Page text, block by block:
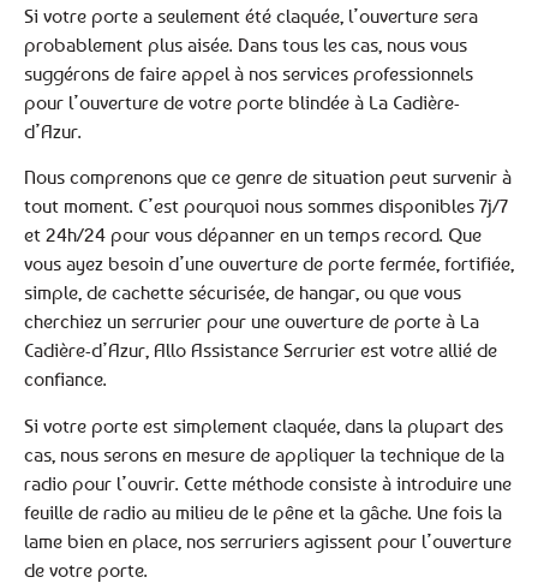
Si votre porte a seulement été claquée, l’ouverture sera
probablement plus aisée. Dans tous les cas, nous vous
suggérons de faire appel à nos services professionnels
pour l’ouverture de votre porte blindée à La Cadière-
d’Azur.
Nous comprenons que ce genre de situation peut survenir à
tout moment. C’est pourquoi nous sommes disponibles 7j/7
et 24h/24 pour vous dépanner en un temps record. Que
vous ayez besoin d’une ouverture de porte fermée, fortifiée,
simple, de cachette sécurisée, de hangar, ou que vous
cherchiez un serrurier pour une ouverture de porte à La
Cadière-d’Azur, Allo Assistance Serrurier est votre allié de
confiance.
Si votre porte est simplement claquée, dans la plupart des
cas, nous serons en mesure de appliquer la technique de la
radio pour l’ouvrir. Cette méthode consiste à introduire une
feuille de radio au milieu de le pêne et la gâche. Une fois la
lame bien en place, nos serruriers agissent pour l’ouverture
de votre porte.